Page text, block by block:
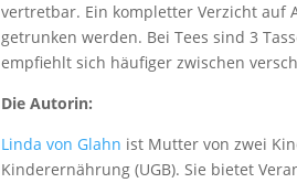
vertretbar. Ein kompletter Verzicht auf
getrunken werden. Bei Tees sind 3
empfiehlt sich häufiger zwischen
Die Autorin:
Linda von Glahn ist Mutter von zwei
Kinderernährung (UGB). Sie bietet